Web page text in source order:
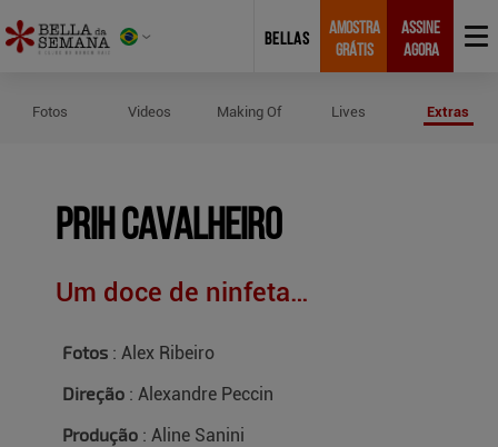
BELLAS
AMOSTRA
GRÁTIS
ASSINE
AGORA
Fotos Videos Making Of Lives Extras
Prih Cavalheiro
Um doce de ninfeta…
Fotos : Alex Ribeiro
Direção : Alexandre Peccin
Produção : Aline Sanini